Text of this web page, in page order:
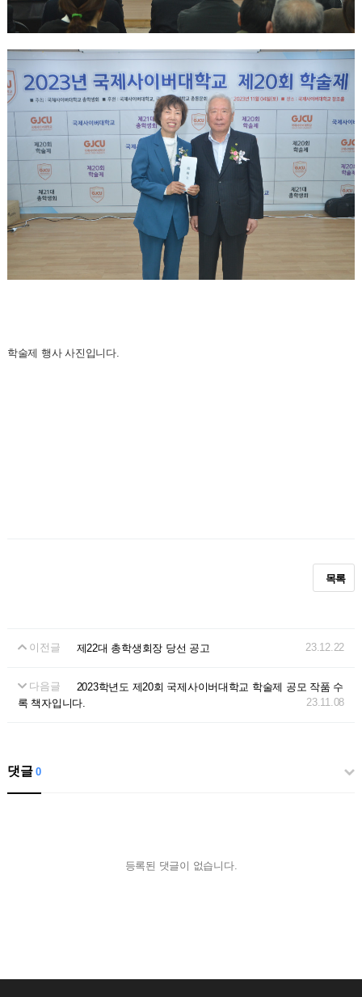
학술제 행사 사진입니다.
목록
이전글 제22대 총학생회장 당선 공고 23.12.22
다음글
2023학년도 제20회 국제사이버대학교 학술제 공모 작품 수
록 책자입니다.
23.11.08
댓글0
등록된 댓글이 없습니다.